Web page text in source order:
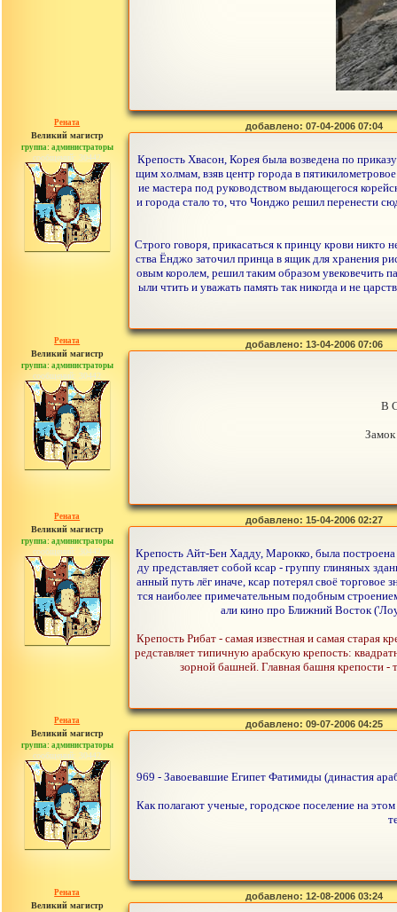
Рената
Великий магистр
группа: администраторы
сообщений: 30442
добавлено: 07-04-2006 07:04
Крепость Хвасон, Корея была возведена по
щим холмам, взяв центр города в
ие мастера под руководством выдающегося
и города стало то, что Чонджо решил перенести
Строго говоря, прикасаться к принцу крови
ства Ёнджо заточил принца в ящик для хранения
овым королем, решил таким образом увековечить
ыли чтить и уважать память так никогда и не
Рената
Великий магистр
группа: администраторы
сообщений: 30442
добавлено: 13-04-2006 07:06
В
Рената
Великий магистр
группа: администраторы
сообщений: 30442
добавлено: 15-04-2006 02:27
Крепость Айт-Бен Хадду, Марокко, была
ду представляет собой ксар - группу глиняных
анный путь лёг иначе, ксар потерял своё торговое
тся наиболее примечательным подобным
али кино про Ближний Восток
Крепость Рибат - самая известная и самая старая
редставляет типичную арабскую крепость:
зорной башней. Главная башня крепости -
Рената
Великий магистр
группа: администраторы
сообщений: 30442
добавлено: 09-07-2006 04:25
969 - Завоевавшие Египет Фатимиды (династия
Как полагают ученые, городское поселение на
Рената
Великий магистр
добавлено: 12-08-2006 03:24